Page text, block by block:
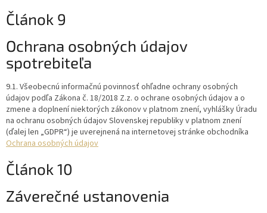
Článok 9
Ochrana osobných údajov
spotrebiteľa
9.1. Všeobecnú informačnú povinnosť ohľadne ochrany osobných
údajov podľa Zákona č. 18/2018 Z.z. o ochrane osobných údajov a o
zmene a doplnení niektorých zákonov v platnom znení, vyhlášky Úradu
na ochranu osobných údajov Slovenskej republiky v platnom znení
(ďalej len „GDPR“) je uverejnená na internetovej stránke obchodníka
Ochrana osobných údajov
Článok 10
Záverečné ustanovenia